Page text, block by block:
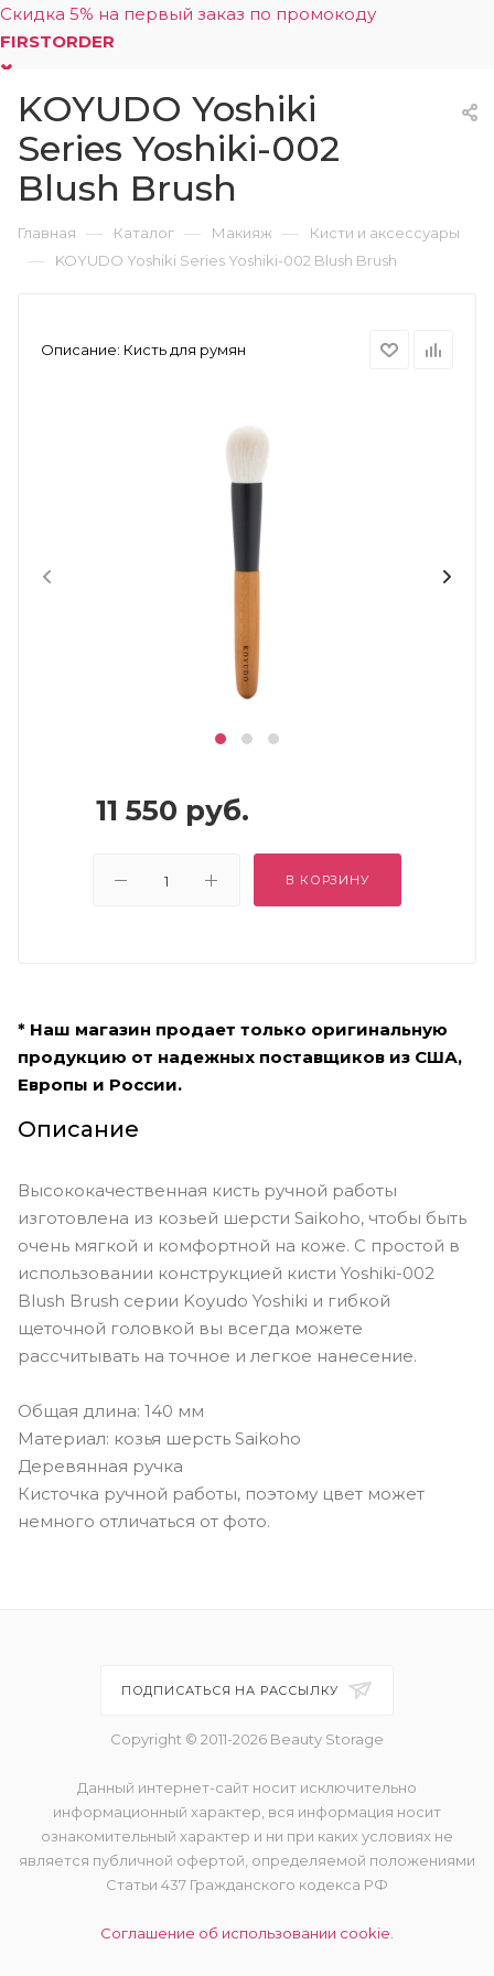
Скидка 5% на первый заказ по промокоду
FIRSTORDER
0
KOYUDO Yoshiki
Series Yoshiki-002
Blush Brush
Главная — Каталог — Макияж — Кисти и аксессуары
— KOYUDO Yoshiki Series Yoshiki-002 Blush Brush
Описание: Кисть для румян
11 550 руб.
В КОРЗИНУ
* Наш магазин продает только оригинальную
продукцию от надежных поставщиков из США,
Европы и России.
Описание
Высококачественная кисть ручной работы
изготовлена ​​из козьей шерсти Saikoho, чтобы быть
очень мягкой и комфортной на коже. С простой в
использовании конструкцией кисти Yoshiki-002
Blush Brush серии Koyudo Yoshiki и гибкой
щеточной головкой вы всегда можете
рассчитывать на точное и легкое нанесение.
Общая длина: 140 мм
Материал: козья шерсть Saikoho
Деревянная ручка
Кисточка ручной работы, поэтому цвет может
немного отличаться от фото.
ПОДПИСАТЬСЯ НА РАССЫЛКУ
Copyright © 2011-2026 Beauty Storage
Данный интернет-сайт носит исключительно
информационный характер, вся информация носит
ознакомительный характер и ни при каких условиях не
является публичной офертой, определяемой положениями
Статьи 437 Гражданского кодекса РФ
Соглашение об использовании cookie.